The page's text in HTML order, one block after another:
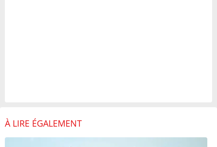
À LIRE ÉGALEMENT